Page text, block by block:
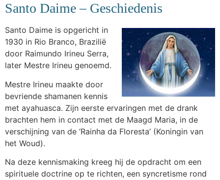
Santo Daime – Geschiedenis
Santo Daime is opgericht in
1930 in Rio Branco, Brazilië
door Raimundo Irineu Serra,
later Mestre Irineu genoemd.
Mestre Irineu maakte door
bevriende shamanen kennis
met ayahuasca. Zijn eerste ervaringen met de drank
brachten hem in contact met de Maagd Maria, in de
verschijning van de ‘Rainha da Floresta’ (Koningin van
het Woud).
Na deze kennismaking kreeg hij de opdracht om een
spirituele doctrine op te richten, een syncretisme rond